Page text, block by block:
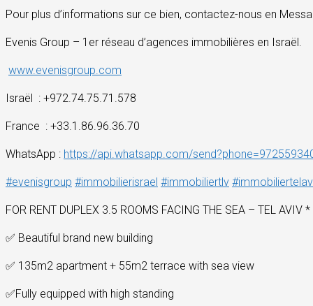
Pour plus d’informations sur ce bien, contactez-nous en
Evenis Group – 1er réseau d’agences immobilières en Israël.
www.evenisgroup.com
Israël : +972.74.75.71.578
France : +33.1.86.96.36.70
WhatsApp : https://api.whatsapp.com/
#evenisgroup #immobilierisrael #immobiliertlv #
FOR RENT DUPLEX 3.5 ROOMS FACING THE SEA – TEL AVIV *
✅ Beautiful brand new building
✅ 135m2 apartment + 55m2 terrace with sea view
✅Fully equipped with high standing